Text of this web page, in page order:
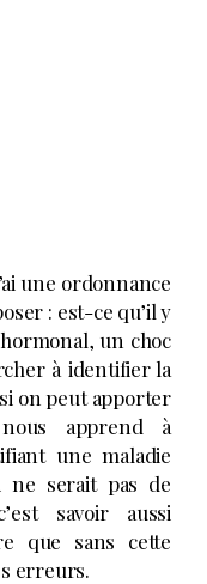
une ordonnance
: est-ce qu’il y
un choc
à identifier la
on peut apporter
apprend à
une maladie
ne serait pas de
savoir aussi
que sans cette
erreurs.